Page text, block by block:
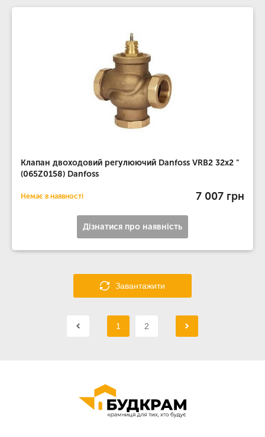
Клапан двоходовий регулюючий Danfoss VRB2 32х2 "
(065Z0158) Danfoss
Немає в наявності 7 007 грн
Дізнатися про наявність
Завантажити
1 2